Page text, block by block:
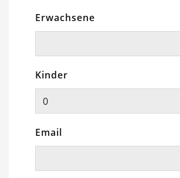
Erwachsene
Kinder
Email